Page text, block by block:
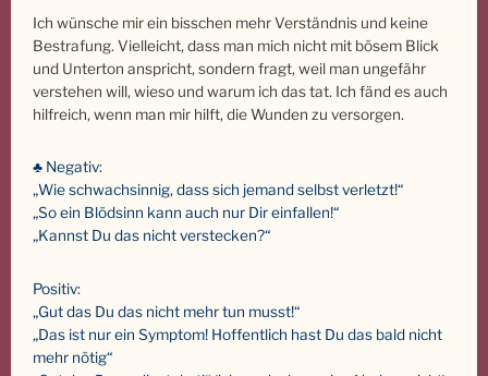
Ich wünsche mir ein bisschen mehr Verständnis und keine
Bestrafung. Vielleicht, dass man mich nicht mit bösem Blick
und Unterton anspricht, sondern fragt, weil man ungefähr
verstehen will, wieso und warum ich das tat. Ich fänd es auch
hilfreich, wenn man mir hilft, die Wunden zu versorgen.
♣ Negativ:
„Wie schwachsinnig, dass sich jemand selbst verletzt!“
„So ein Blödsinn kann auch nur Dir einfallen!“
„Kannst Du das nicht verstecken?“
Positiv:
„Gut das Du das nicht mehr tun musst!“
„Das ist nur ein Symptom! Hoffentlich hast Du das bald nicht
mehr nötig“